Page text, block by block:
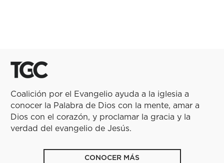
Coalición por el Evangelio ayuda a la iglesia a
conocer la Palabra de Dios con la mente, amar a
Dios con el corazón, y proclamar la gracia y la
verdad del evangelio de Jesús.
CONOCER MÁS